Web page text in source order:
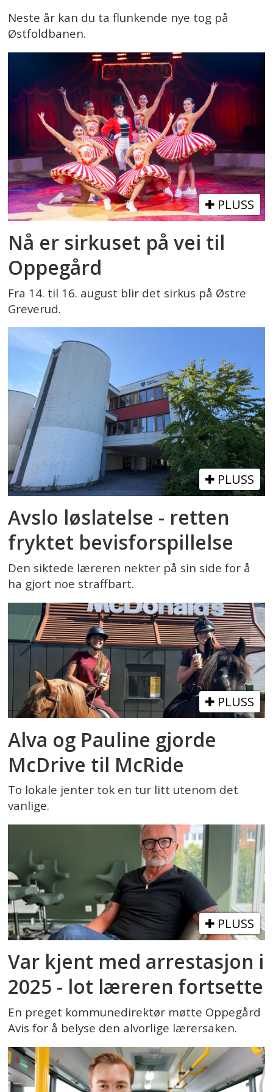
Neste år kan du ta flunkende nye tog på
Østfoldbanen.
PLUSS
Nå er sirkuset på vei til
Oppegård
Fra 14. til 16. august blir det sirkus på Østre
Greverud.
PLUSS
Avslo løslatelse - retten
fryktet bevisforspillelse
Den siktede læreren nekter på sin side for å
ha gjort noe straffbart.
PLUSS
Alva og Pauline gjorde
McDrive til McRide
To lokale jenter tok en tur litt utenom det
vanlige.
PLUSS
Var kjent med arrestasjon i
2025 - lot læreren fortsette
En preget kommunedirektør møtte Oppegård
Avis for å belyse den alvorlige lærersaken.